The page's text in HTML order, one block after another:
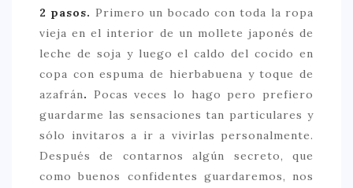
2 pasos. Primero un bocado con toda la ropa
vieja en el interior de un mollete japonés de
leche de soja y luego el caldo del cocido en
copa con espuma de hierbabuena y toque de
azafrán. Pocas veces lo hago pero prefiero
guardarme las sensaciones tan particulares y
sólo invitaros a ir a vivirlas personalmente.
Después de contarnos algún secreto, que
como buenos confidentes guardaremos, nos